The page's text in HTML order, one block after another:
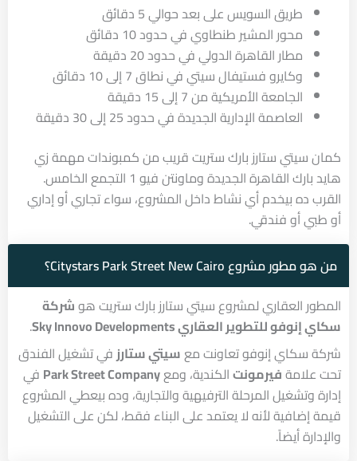
طريق السويس على بعد حوالي 5 دقائق
محور المشير طنطاوي في حدود 10 دقائق
مطار القاهرة الدولي في حدود 20 دقيقة
وكايرو فستيفال سيتي في نطاق 7 إلى 10 دقائق
الجامعة الأمريكية من 7 إلى 15 دقيقة
العاصمة الإدارية الجديدة في حدود 25 إلى 30 دقيقة
كمان سيتي ستارز بارك ستريت قريب من كمبوندات مهمة زي
هايد بارك القاهرة الجديدة وماونتن فيو 1 التجمع الخامس.
القرب ده بيخدم أي نشاط داخل المشروع، سواء تجاري أو إداري
أو طبي أو فندقي.
من هو مطور مشروع Citystars Park Street New Cairo؟
المطور العقاري لمشروع سيتي ستارز بارك ستريت هوشركة
سكاي إنوفو للتطوير العقاري Sky Innovo Developments
.
شركة سكاي إنوفو تعاونت معسيتي ستارز في تشغيل الفندق
تحت علامةفيرمونتالكندية، ومعPark Street Company في
إدارة وتشغيل المرحلة الترفيهية والتجارية، وده بيعطي المشروع
قيمة إضافية لأنه لا يعتمد على البناء فقط، لكن على التشغيل
والإدارة أيضاً.